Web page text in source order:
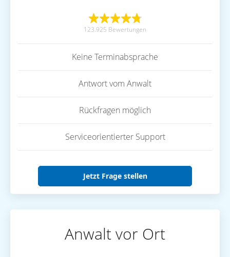
123.925 Bewertungen
Keine Terminabsprache
Antwort vom Anwalt
Rückfragen möglich
Serviceorientierter Support
Jetzt Frage stellen
Anwalt vor Ort